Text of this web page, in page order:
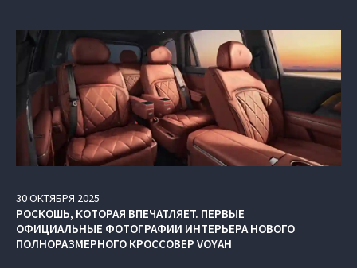
30ОКТЯБРЯ 2025
РОСКОШЬ, КОТОРАЯ ВПЕЧАТЛЯЕТ. ПЕРВЫЕ
ОФИЦИАЛЬНЫЕ ФОТОГРАФИИ ИНТЕРЬЕРА НОВОГО
ПОЛНОРАЗМЕРНОГО КРОССОВЕР VOYAH